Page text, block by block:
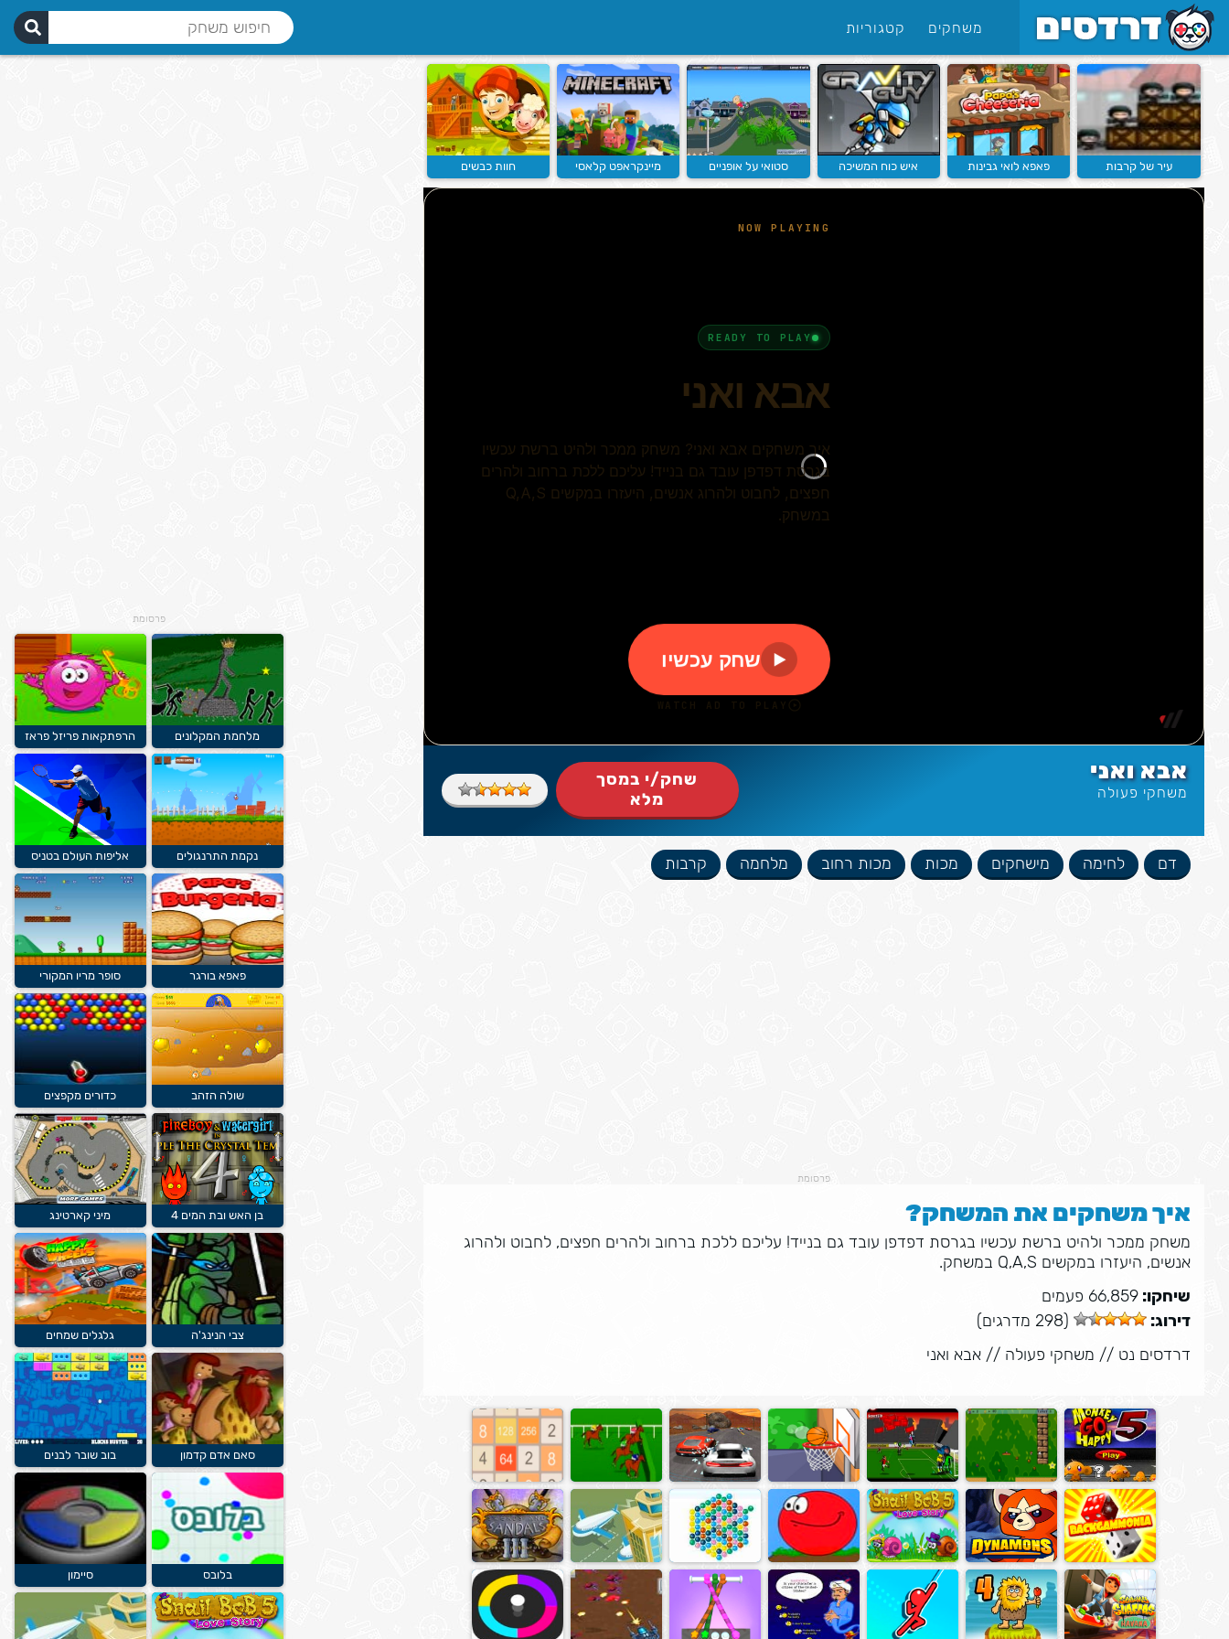
משחקים קטגוריות
עיר של קרבות פאפא לואי גבינות איש כוח המשיכה סטואי על אופניים מיינקראפט קלאסי חוות כבשים
אבא ואני
משחקי פעולה
שחק/י במסך
מלא
דם לחימה מישחקים מכות מכות רחוב מלחמה קרבות
פרסומת
איך משחקים את המשחק?
משחק ממכר ולהיט ברשת עכשיו בגרסת דפדפן עובד גם בנייד! עליכם ללכת ברחוב ולהרים חפצים, לחבוט ולהרוג
אנשים, היעזרו במקשים Q,A,S במשחק.
שיחקו:66,859 פעמים
דירוג:
(298 מדרגים)
דרדסים נט // משחקי פעולה //אבא ואני
פרסומת
מלחמת המקלונים הרפתקאות פריזל פראז
נקמת התרנגולים אליפות העולם בטניס
פאפא בורגר סופר מריו המקורי
שולה הזהב כדורים מקפצים
בן האש ובת המים 4 מיני קארטינג
צבי הנינג'ה גלגלים שמחים
סאם אדם קדמון בוב שובר לבנים
בלובס סיימון